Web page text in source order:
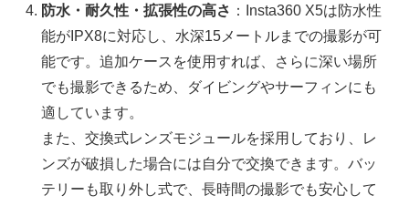
防水・耐久性・拡張性の高さ ：Insta360 X5は防水性
能がIPX8に対応し、水深15メートルまでの撮影が可
能です。追加ケースを使用すれば、さらに深い場所
でも撮影できるため、ダイビングやサーフィンにも
適しています。
また、交換式レンズモジュールを採用しており、レ
ンズが破損した場合には自分で交換できます。バッ
テリーも取り外し式で、長時間の撮影でも安心して